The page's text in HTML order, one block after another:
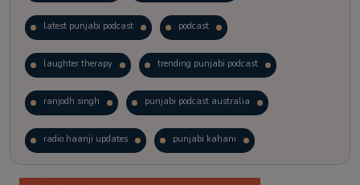
latest punjabi podcast podcast
laughter therapy trending punjabi podcast
ranjodh singh punjabi podcast australia
radio haanji updates punjabi kahani
kitaab kahani punjabi story